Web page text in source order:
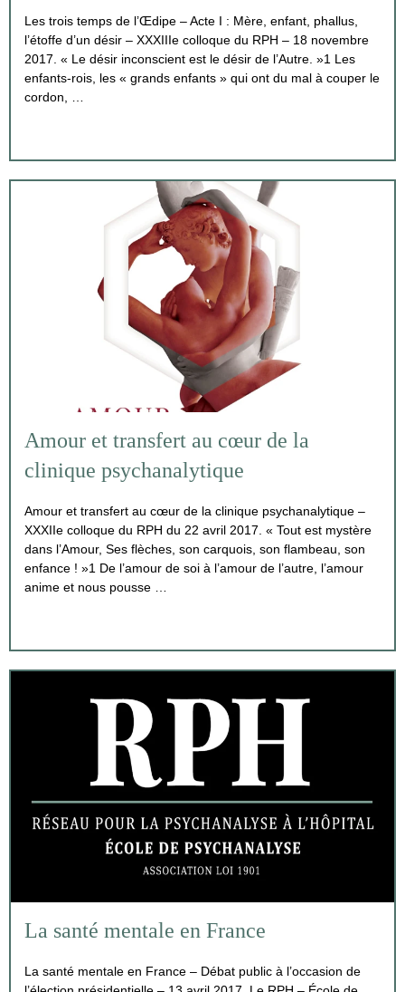
Les trois temps de l’Œdipe – Acte I : Mère, enfant, phallus,
l’étoffe d’un désir – XXXIIIe colloque du RPH – 18 novembre
2017. « Le désir inconscient est le désir de l’Autre. »1 Les
enfants-rois, les « grands enfants » qui ont du mal à couper le
cordon, …
Amour et transfert au cœur de la
clinique psychanalytique
Amour et transfert au cœur de la clinique psychanalytique –
XXXIIe colloque du RPH du 22 avril 2017. « Tout est mystère
dans l’Amour, Ses flèches, son carquois, son flambeau, son
enfance ! »1 De l’amour de soi à l’amour de l’autre, l’amour
anime et nous pousse …
La santé mentale en France
La santé mentale en France – Débat public à l’occasion de